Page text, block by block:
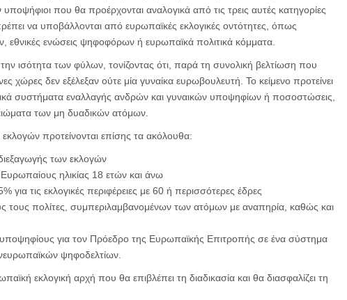
που θα προέρχονται αναλογικά από τις τρεις αυτές κατηγορίες
να υποβάλλονται από ευρωπαϊκές εκλογικές οντότητες, όπως
εθνικές ενώσεις ψηφοφόρων ή ευρωπαϊκά πολιτικά κόμματα.
ισότητα των φύλων, τονίζοντας ότι, παρά τη συνολική βελτίωση που
χώρες δεν εξέλεξαν ούτε μία γυναίκα ευρωβουλευτή. Το κείμενο προτείνει
συστήματα εναλλαγής ανδρών και γυναικών υποψηφίων ή ποσοστώσεις,
των μη δυαδικών ατόμων.
προτείνονται επίσης τα ακόλουθα:
των εκλογών
ηλικίας 18 ετών και άνω
για τις εκλογικές περιφέρειες με 60 ή περισσότερες έδρες
τους πολίτες, συμπεριλαμβανομένων των ατόμων με αναπηρία, καθώς και
για τον Πρόεδρο της Ευρωπαϊκής Επιτροπής σε ένα σύστημα
ψηφοδελτίων.
εκλογική αρχή που θα επιβλέπει τη διαδικασία και θα διασφαλίζει τη